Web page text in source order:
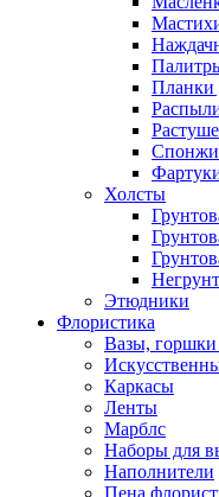
Планки
Спонжи
Холсты
Этюдники
Флористика
Вазы,
Каркасы
Ленты
Марблс
Наборы для
Наполнители
Пена